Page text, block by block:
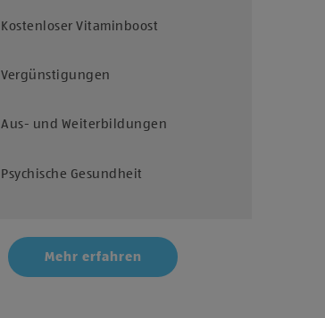
Kostenloser Vitaminboost
Vergünstigungen
Aus- und Weiterbildungen
Psychische Gesundheit
Mehr erfahren